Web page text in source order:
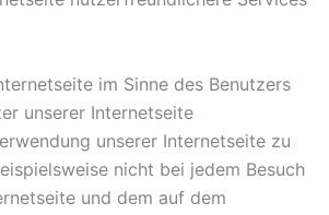
im Sinne des Benutzers
unserer Internetseite
unserer Internetseite zu
nicht bei jedem Besuch
und dem auf dem